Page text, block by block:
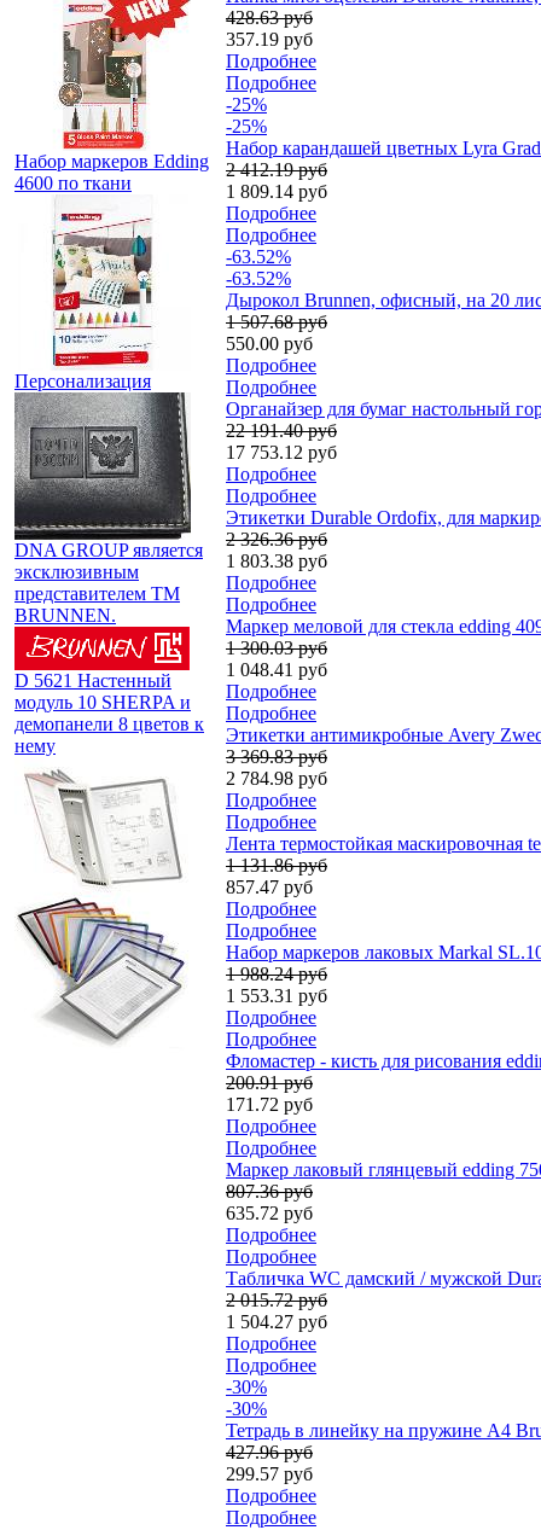
Набор маркеров Edding
4600 по ткани
Персонализация
DNA GROUP является
эксклюзивным
представителем TM
BRUNNEN.
D 5621 Настенный
модуль 10 SHERPA и
демопанели 8 цветов к
нему
428.63 руб
357.19 руб
Подробнее
Подробнее
-25%
-25%
Набор карандашей цветных Lyra
2 412.19 руб
1 809.14 руб
Подробнее
Подробнее
-63.52%
-63.52%
Дырокол Brunnen, офисный, на 20
1 507.68 руб
550.00 руб
Подробнее
Подробнее
Органайзер для бумаг настольный
22 191.40 руб
17 753.12 руб
Подробнее
Подробнее
Этикетки Durable Ordofix, для
2 326.36 руб
1 803.38 руб
Подробнее
Подробнее
Маркер меловой для стекла edding
1 300.03 руб
1 048.41 руб
Подробнее
Подробнее
Этикетки антимикробные Avery
3 369.83 руб
2 784.98 руб
Подробнее
Подробнее
Лента термостойкая маскировочная
1 131.86 руб
857.47 руб
Подробнее
Подробнее
Набор маркеров лаковых Markal
1 988.24 руб
1 553.31 руб
Подробнее
Подробнее
Фломастер - кисть для рисования
200.91 руб
171.72 руб
Подробнее
Подробнее
Маркер лаковый глянцевый edding
807.36 руб
635.72 руб
Подробнее
Подробнее
Табличка WC дамский / мужской
2 015.72 руб
1 504.27 руб
Подробнее
Подробнее
-30%
-30%
Тетрадь в линейку на пружине А4
427.96 руб
299.57 руб
Подробнее
Подробнее